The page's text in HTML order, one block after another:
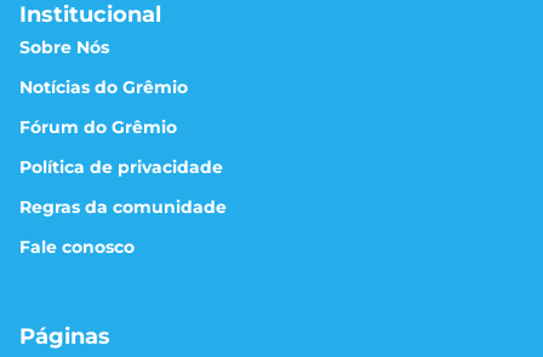
Institucional
Sobre Nós
Notícias do Grêmio
Fórum do Grêmio
Política de privacidade
Regras da comunidade
Fale conosco
Páginas